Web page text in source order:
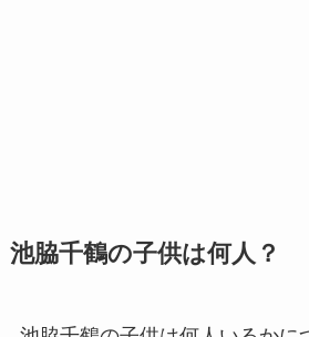
池脇千鶴の子供は何人？